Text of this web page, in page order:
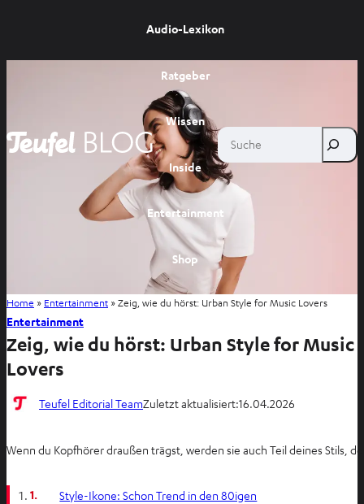
Audio-Lexikon
Ratgeber
Wissen
Inside
Entertainment
Shop
Suche
Home » Entertainment »Zeig, wie du hörst: Urban Style for Music Lovers
Entertainment
Zeig, wie du hörst: Urban Style for Music
Lovers
Teufel Editorial TeamZuletzt aktualisiert:16.04.2026
Wenn du Kopfhörer draußen trägst, werden sie auch Teil deines Stils,
1. Style-Ikone: Schon Trend in den 80igen